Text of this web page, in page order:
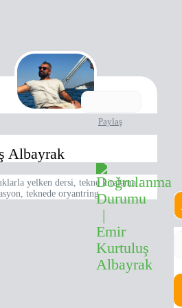
Paylaş
Albayrak
yelken dersi, tekne kiralama
teknede oryantring